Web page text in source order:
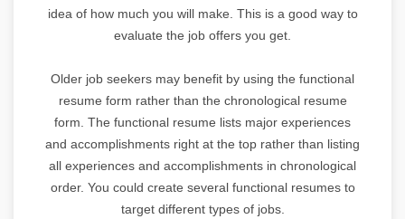
idea of how much you will make. This is a good way to
evaluate the job offers you get.
Older job seekers may benefit by using the functional
resume form rather than the chronological resume
form. The functional resume lists major experiences
and accomplishments right at the top rather than listing
all experiences and accomplishments in chronological
order. You could create several functional resumes to
target different types of jobs.